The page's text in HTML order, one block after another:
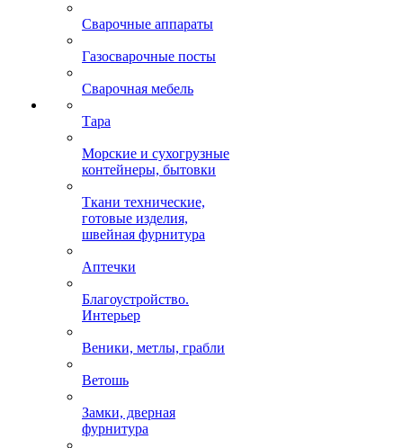
Сварочные аппараты
Газосварочные посты
Сварочная мебель
Тара
Морские и сухогрузные
контейнеры, бытовки
Ткани технические,
готовые изделия,
швейная фурнитура
Аптечки
Благоустройство.
Интерьер
Веники, метлы, грабли
Ветошь
Замки, дверная
фурнитура